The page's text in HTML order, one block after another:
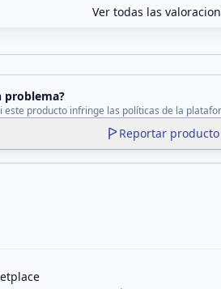
Ver todas las
problema?
este producto infringe las políticas de la
Reportar producto